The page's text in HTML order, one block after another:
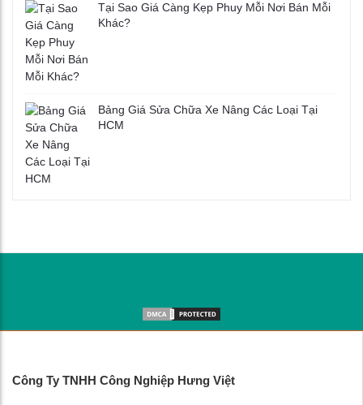
Tại Sao Giá Càng Kẹp Phuy Mỗi Nơi Bán Mỗi
Khác?
Bảng Giá Sửa Chữa Xe Nâng Các Loại Tại
HCM
Công Ty TNHH Công Nghiệp Hưng Việt